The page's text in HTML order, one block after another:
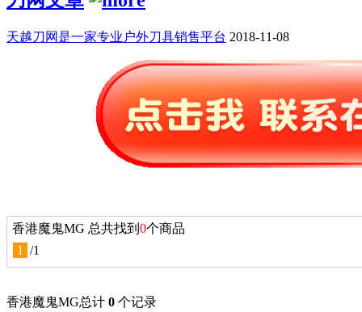
天越刀网是一家专业户外刀具销售平台 2018-11-08
香港魔鬼MG 总共找到 0个商品
1
/1
香港魔鬼MG总计 0 个记录